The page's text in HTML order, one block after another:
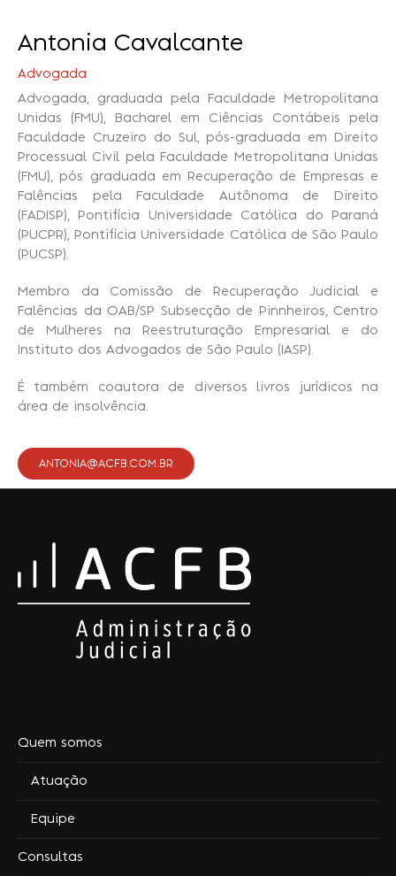
Antonia Cavalcante
Advogada
Advogada, graduada pela Faculdade Metropolitana
Unidas (FMU), Bacharel em Ciências Contábeis pela
Faculdade Cruzeiro do Sul, pós-graduada em Direito
Processual Civil pela Faculdade Metropolitana Unidas
(FMU), pós graduada em Recuperação de Empresas e
Falências pela Faculdade Autônoma de Direito
(FADISP), Pontifícia Universidade Católica do Paraná
(PUCPR), Pontifícia Universidade Católica de São Paulo
(PUCSP).
Membro da Comissão de Recuperação Judicial e
Falências da OAB/SP Subsecção de Pinnheiros, Centro
de Mulheres na Reestruturação Empresarial e do
Instituto dos Advogados de São Paulo (IASP).
É também coautora de diversos livros jurídicos na
área de insolvência.
ANTONIA@ACFB.COM.BR
Quem somos
Atuação
Equipe
Consultas